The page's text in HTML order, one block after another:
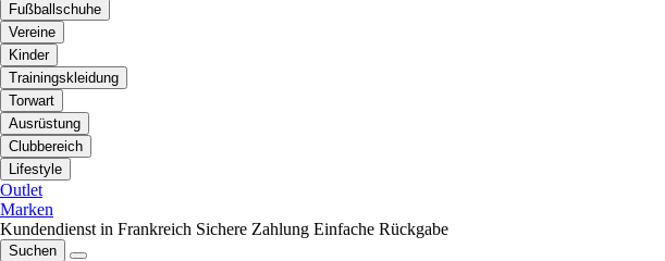
Fußballschuhe
Vereine
Kinder
Trainingskleidung
Torwart
Ausrüstung
Clubbereich
Lifestyle
Outlet
Marken
Kundendienst in Frankreich Sichere Zahlung Einfache Rückgabe
Suchen